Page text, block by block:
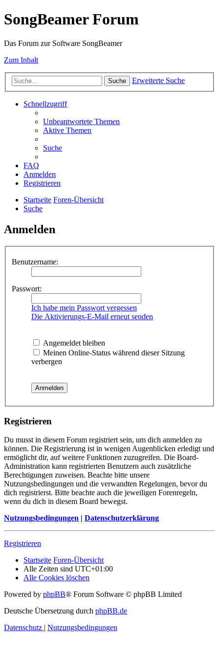
SongBeamer Forum
Das Forum zur Software SongBeamer
Zum Inhalt
Suche Erweiterte Suche
Schnellzugriff
Unbeantwortete Themen
Aktive Themen
Suche
FAQ
Anmelden
Registrieren
Startseite Foren-Übersicht
Suche
Anmelden
Benutzername:
Passwort:
Ich habe mein Passwort vergessen
Die Aktivierungs-E-Mail erneut senden
Angemeldet bleiben
Meinen Online-Status während dieser Sitzung
verbergen
Registrieren
Du musst in diesem Forum registriert sein, um dich anmelden zu
können. Die Registrierung ist in wenigen Augenblicken erledigt und
ermöglicht dir, auf weitere Funktionen zuzugreifen. Die Board-
Administration kann registrierten Benutzern auch zusätzliche
Berechtigungen zuweisen. Beachte bitte unsere
Nutzungsbedingungen und die verwandten Regelungen, bevor du
dich registrierst. Bitte beachte auch die jeweiligen Forenregeln,
wenn du dich in diesem Board bewegst.
Nutzungsbedingungen | Datenschutzerklärung
Registrieren
Startseite Foren-Übersicht
Alle Zeiten sind UTC+01:00
Alle Cookies löschen
Powered by phpBB® Forum Software © phpBB Limited
Deutsche Übersetzung durch phpBB.de
Datenschutz | Nutzungsbedingungen